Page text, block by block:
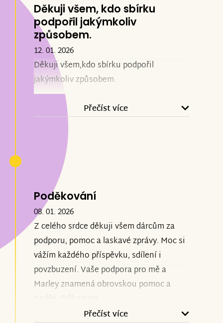
Děkuji všem, kdo sbírku
podpořil jakýmkoliv
způsobem.
12. 01. 2026
Děkuji všem,kdo sbírku podpořil
jakýmkoliv způsobem.
Přečíst více
Poděkování
08. 01. 2026
Z celého srdce děkuji všem dárcům za
podporu, pomoc a laskavé zprávy. Moc si
vážím každého příspěvku, sdílení i
povzbuzení. Vaše podpora pro mě a
Marley znamená obrovskou pomoc a
naději. Děkujeme.
Přečíst více